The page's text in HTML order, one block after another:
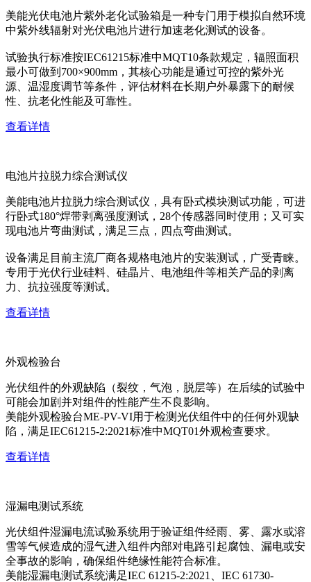
美能光伏电池片紫外老化试验箱是一种专门用于模拟自然环境
中紫外线辐射对光伏电池片进行加速老化测试的设备。
试验执行标准按IEC61215标准中MQT10条款规定，辐照面积
最小可做到700×900mm，其核心功能是通过可控的紫外光
源、温湿度调节等条件，评估材料在长期户外暴露下的耐候
性、抗老化性能及可靠性。
查看详情
电池片拉脱力综合测试仪
美能电池片拉脱力综合测试仪，具有卧式模块测试功能，可进
行卧式180°焊带剥离强度测试，28个传感器同时使用；又可实
现电池片弯曲测试，满足三点，四点弯曲测试。
设备满足目前主流厂商各规格电池片的安装测试，广受青睐。
专用于光伏行业硅料、硅晶片、电池组件等相关产品的剥离
力、抗拉强度等测试。
查看详情
外观检验台
光伏组件的外观缺陷（裂纹，气泡，脱层等）在后续的试验中
可能会加剧并对组件的性能产生不良影响。
美能外观检验台ME-PV-VI用于检测光伏组件中的任何外观缺
陷，满足IEC61215-2:2021标准中MQT01外观检查要求。
查看详情
湿漏电测试系统
光伏组件湿漏电流试验系统用于验证组件经雨、雾、露水或溶
雪等气候造成的湿气进入组件内部对电路引起腐蚀、漏电或安
全事故的影响，确保组件绝缘性能符合标准。
美能湿漏电测试系统满足IEC 61215-2:2021、IEC 61730-